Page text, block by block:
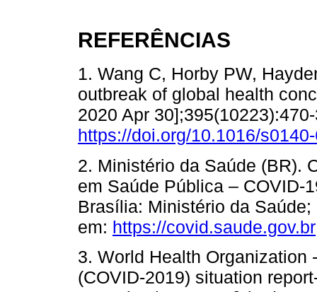
REFERÊNCIAS
1. Wang C, Horby PW,
outbreak of global health
2020 Apr
https://doi.org/10.1016/
2. Ministério da Saúde (BR).
em Saúde Pública – COVID-
Brasília: Ministério da
em: https://covid.saude.gov.br
3. World Health Organization
(COVID-2019) situation